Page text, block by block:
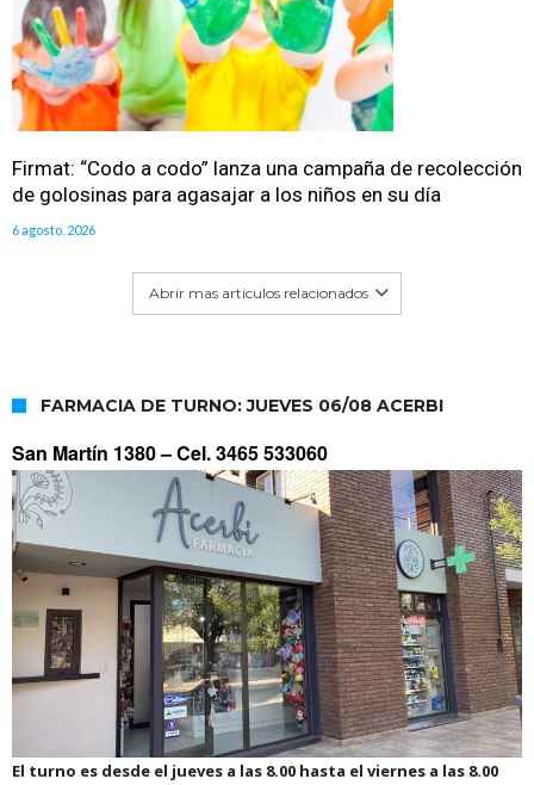
Firmat: “Codo a codo” lanza una campaña de recolección
de golosinas para agasajar a los niños en su día
6 agosto, 2026
Abrir mas artículos relacionados
FARMACIA DE TURNO: JUEVES 06/08 ACERBI
San Martín 1380 –Cel. 3465 533060
El turno es desde el jueves a las 8.00 hasta el viernes a las 8.00